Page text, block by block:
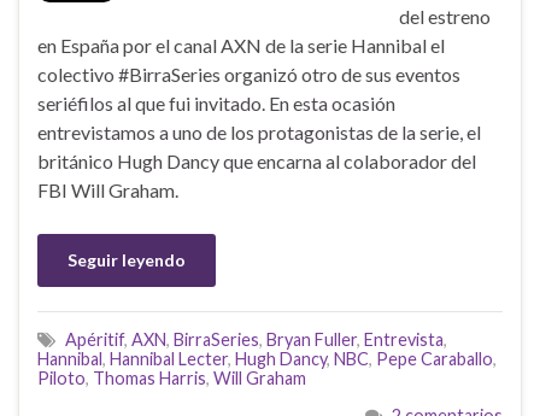
del estreno
en España por el canal AXN de la serie Hannibal el
colectivo #BirraSeries organizó otro de sus eventos
seriéfilos al que fui invitado. En esta ocasión
entrevistamos a uno de los protagonistas de la serie, el
británico Hugh Dancy que encarna al colaborador del
FBI Will Graham.
Seguir leyendo
Apéritif, AXN, BirraSeries, Bryan Fuller, Entrevista,
Hannibal, Hannibal Lecter, Hugh Dancy, NBC, Pepe Caraballo,
Piloto, Thomas Harris, Will Graham